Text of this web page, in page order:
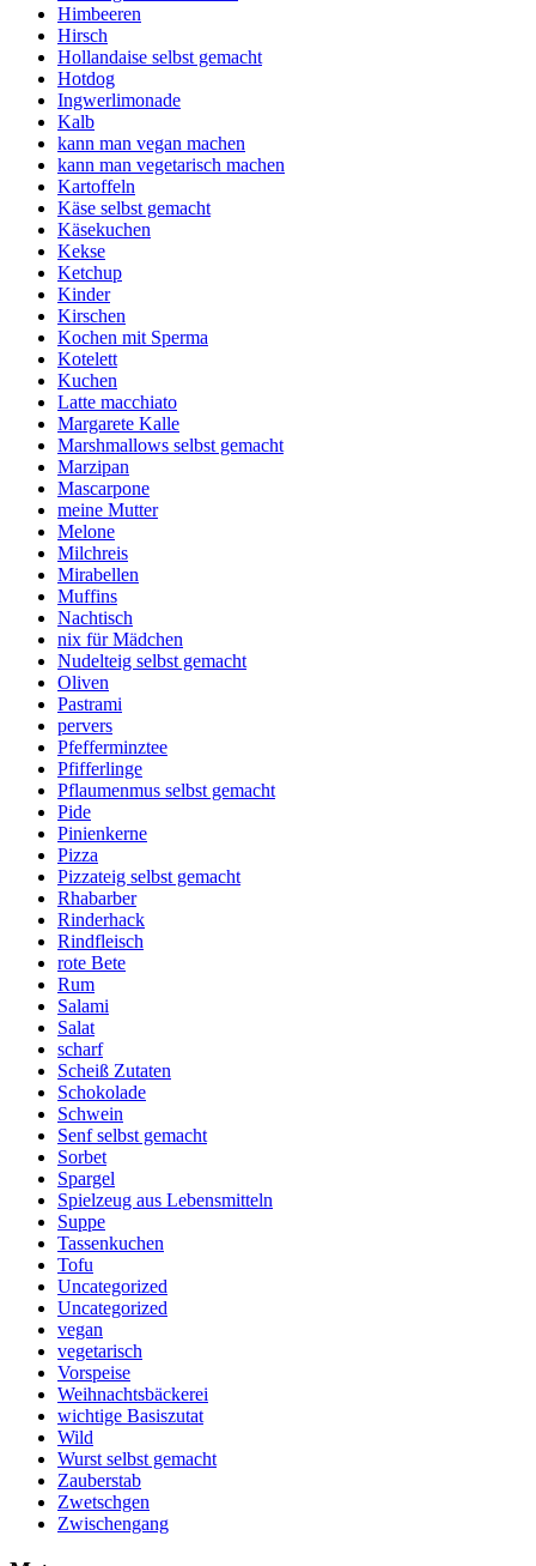
Himbeeren
Hirsch
Hollandaise selbst gemacht
Hotdog
Ingwerlimonade
Kalb
kann man vegan machen
kann man vegetarisch machen
Kartoffeln
Käse selbst gemacht
Käsekuchen
Kekse
Ketchup
Kinder
Kirschen
Kochen mit Sperma
Kotelett
Kuchen
Latte macchiato
Margarete Kalle
Marshmallows selbst gemacht
Marzipan
Mascarpone
meine Mutter
Melone
Milchreis
Mirabellen
Muffins
Nachtisch
nix für Mädchen
Nudelteig selbst gemacht
Oliven
Pastrami
pervers
Pfefferminztee
Pfifferlinge
Pflaumenmus selbst gemacht
Pide
Pinienkerne
Pizza
Pizzateig selbst gemacht
Rhabarber
Rinderhack
Rindfleisch
rote Bete
Rum
Salami
Salat
scharf
Scheiß Zutaten
Schokolade
Schwein
Senf selbst gemacht
Sorbet
Spargel
Spielzeug aus Lebensmitteln
Suppe
Tassenkuchen
Tofu
Uncategorized
Uncategorized
vegan
vegetarisch
Vorspeise
Weihnachtsbäckerei
wichtige Basiszutat
Wild
Wurst selbst gemacht
Zauberstab
Zwetschgen
Zwischengang